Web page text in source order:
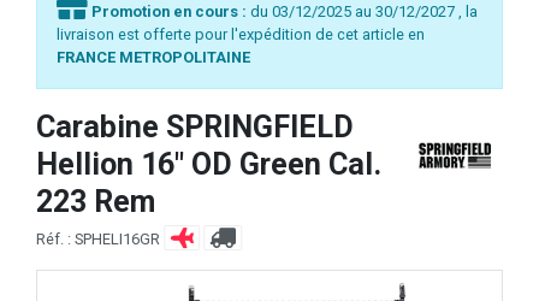
Promotion en cours : du 03/12/2025 au 30/12/2027 , la
livraison est offerte pour l'expédition de cet article en
FRANCE METROPOLITAINE
Carabine SPRINGFIELD
Hellion 16" OD Green Cal.
223 Rem
Réf. : SPHELI16GR